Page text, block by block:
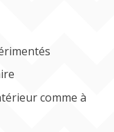
comme à